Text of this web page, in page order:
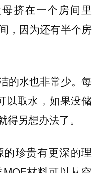
挤在一个房间里
，因为还有半个房
的水也非常少。每
以取水，如果没储
另想办法了。
珍贵有更深的理